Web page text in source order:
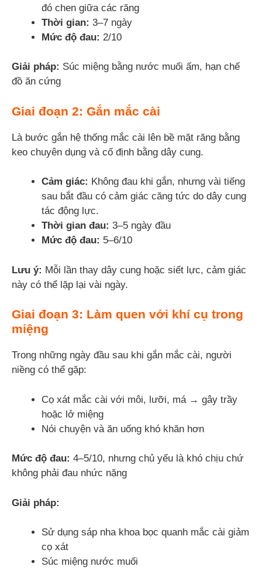
đó chen giữa các răng
Thời gian: 3–7 ngày
Mức độ đau: 2/10
Giải pháp: Súc miệng bằng nước muối ấm, hạn chế
đồ ăn cứng
Giai đoạn 2: Gắn mắc cài
Là bước gắn hệ thống mắc cài lên bề mặt răng bằng
keo chuyên dụng và cố định bằng dây cung.
Cảm giác: Không đau khi gắn, nhưng vài tiếng
sau bắt đầu có cảm giác căng tức do dây cung
tác động lực.
Thời gian đau: 3–5 ngày đầu
Mức độ đau: 5–6/10
Lưu ý: Mỗi lần thay dây cung hoặc siết lực, cảm giác
này có thể lặp lại vài ngày.
Giai đoạn 3: Làm quen với khí cụ trong
miệng
Trong những ngày đầu sau khi gắn mắc cài, người
niềng có thể gặp:
Cọ xát mắc cài với môi, lưỡi, má → gây trầy
hoặc lở miệng
Nói chuyện và ăn uống khó khăn hơn
Mức độ đau: 4–5/10, nhưng chủ yếu là khó chịu chứ
không phải đau nhức nặng
Giải pháp:
Sử dụng sáp nha khoa bọc quanh mắc cài giảm
cọ xát
Súc miệng nước muối